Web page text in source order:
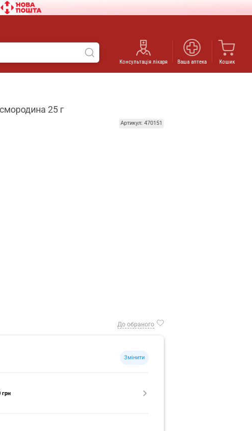
Консультація лікаря Ваша аптека Кошик
25 г
Артикул: 470151
До обраного
Змінити
грн